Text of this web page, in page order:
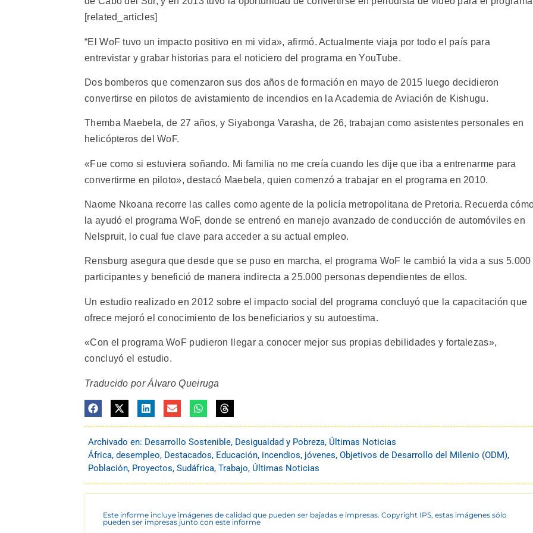
[related_articles]
“El WoF tuvo un impacto positivo en mi vida», afirmó. Actualmente viaja por todo el país para
entrevistar y grabar historias para el noticiero del programa en YouTube.
Dos bomberos que comenzaron sus dos años de formación en mayo de 2015 luego decidieron
convertirse en pilotos de avistamiento de incendios en la Academia de Aviación de Kishugu.
Themba Maebela, de 27 años, y Siyabonga Varasha, de 26, trabajan como asistentes personales en
helicópteros del WoF.
«Fue como si estuviera soñando. Mi familia no me creía cuando les dije que iba a entrenarme para
convertirme en piloto», destacó Maebela, quien comenzó a trabajar en el programa en 2010.
Naome Nkoana recorre las calles como agente de la policía metropolitana de Pretoria. Recuerda
la ayudó el programa WoF, donde se entrenó en manejo avanzado de conducción de automóviles en
Nelspruit, lo cual fue clave para acceder a su actual empleo.
Rensburg asegura que desde que se puso en marcha, el programa WoF le cambió la vida a sus 5.000
participantes y benefició de manera indirecta a 25.000 personas dependientes de ellos.
Un estudio realizado en 2012 sobre el impacto social del programa concluyó que la capacitación que
ofrece mejoró el conocimiento de los beneficiarios y su autoestima.
«Con el programa WoF pudieron llegar a conocer mejor sus propias debilidades y fortalezas»,
concluyó el estudio.
Traducido por Álvaro Queiruga
Archivado en: Desarrollo Sostenible, Desigualdad y Pobreza, Últimas Noticias
África, desempleo, Destacados, Educación, incendios, jóvenes, Objetivos de Desarrollo del Milenio (ODM),
Población, Proyectos, Sudáfrica, Trabajo, Últimas Noticias
Este informe incluye imágenes de calidad que pueden ser bajadas e impresas. Copyright IPS, estas imágenes sólo
pueden ser impresas junto con este informe